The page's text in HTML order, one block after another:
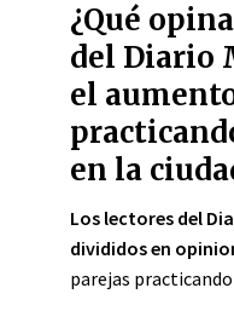
¿Qué
del Diario
el
en la
Los lectores del
divididos en
parejas